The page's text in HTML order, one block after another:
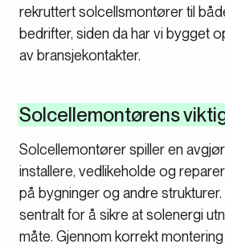
rekruttert solcellsmontører til
bedrifter, siden da har vi bygget
av bransjekontakter.
Solcellemontørens
Solcellemontører spiller en
installere, vedlikeholde og
på bygninger og andre
sentralt for å sikre at solenergi
måte. Gjennom korrekt